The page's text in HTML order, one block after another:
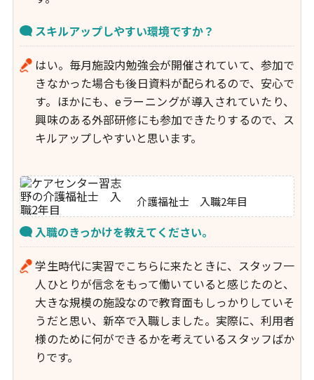
スキルアップしやすい環境ですか？
はい。毎月施設内勉強会が開催されていて、参加で
きなかった場合も後日資料が配られるので、安心で
す。ほかにも、eラーニングが導入されていたり、
興味のある外部研修にも参加できたりするので、ス
キルアップしやすいと思います。
介護福祉士 入職2年目
入職のきっかけを教えてください。
学生時代に実習でこちらに来たときに、スタッフ一
人ひとりが信念をもって働いていると感じたのと、
大きな規模の施設なので教育面もしっかりしていそ
うだと思い、新卒で入職しました。実際に、利用者
様のために何ができるかを考えているスタッフばか
りです。